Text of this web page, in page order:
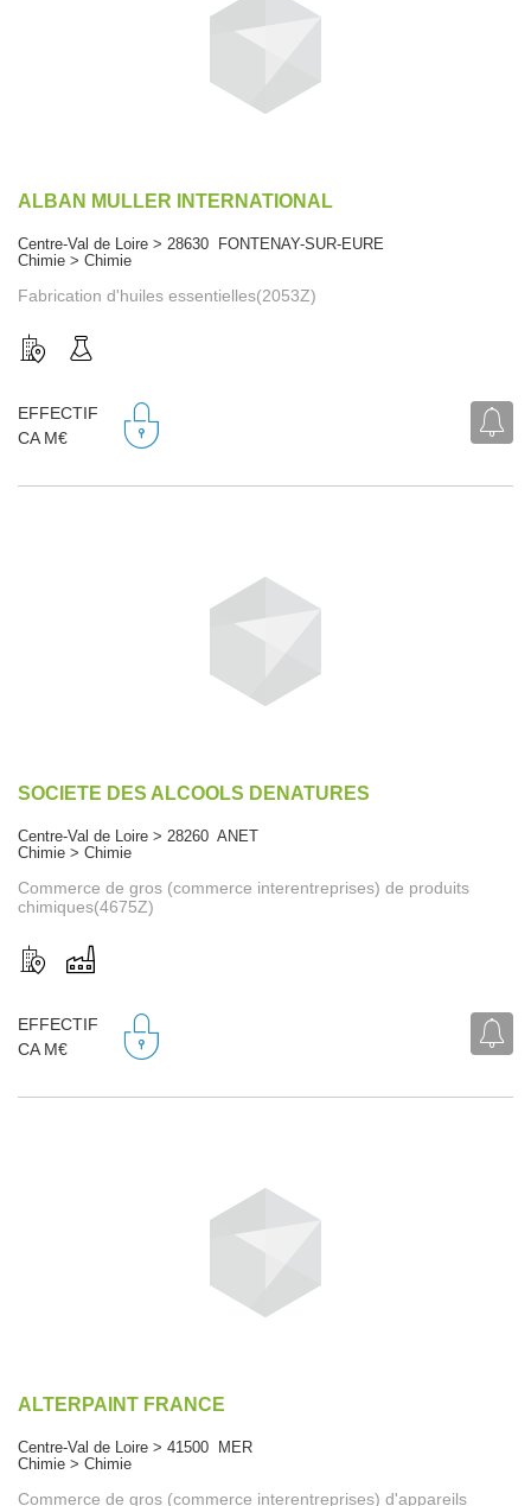
ALBAN MULLER INTERNATIONAL
Centre-Val de Loire > 28630 FONTENAY-SUR-EURE
Chimie > Chimie
Fabrication d'huiles essentielles(2053Z)
EFFECTIF
CA M€
SOCIETE DES ALCOOLS DENATURES
Centre-Val de Loire > 28260 ANET
Chimie > Chimie
Commerce de gros (commerce interentreprises) de produits
chimiques(4675Z)
EFFECTIF
CA M€
ALTERPAINT FRANCE
Centre-Val de Loire > 41500 MER
Chimie > Chimie
Commerce de gros (commerce interentreprises) d'appareils